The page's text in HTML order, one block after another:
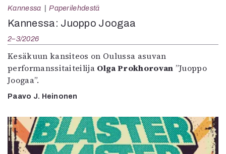
Kannessa Paperilehdestä
Kannessa: Juoppo Joogaa
2–3/2026
Kesäkuun kansiteos on Oulussa asuvan
performanssitaiteilija Olga Prokhorovan ”Juoppo
Joogaa”.
Paavo J. Heinonen